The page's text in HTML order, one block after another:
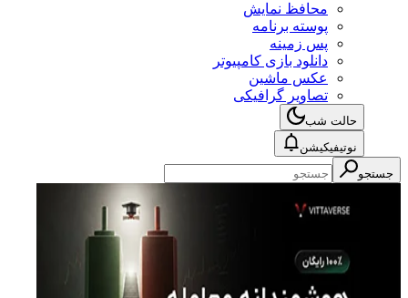
محافظ نمایش
پوسته برنامه
پس زمینه
دانلود بازی کامپیوتر
عکس ماشین
تصاویر گرافیکی
حالت شب
نوتیفیکیشن
جستجو